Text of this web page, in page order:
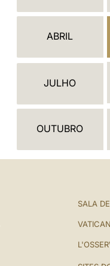
N
Á
I
ABRIL
JULHO
OUTUBRO
SALA